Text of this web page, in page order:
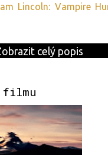
celý popis
filmu